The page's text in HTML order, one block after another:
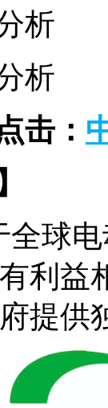
析
析
击：
全球
利益
提供